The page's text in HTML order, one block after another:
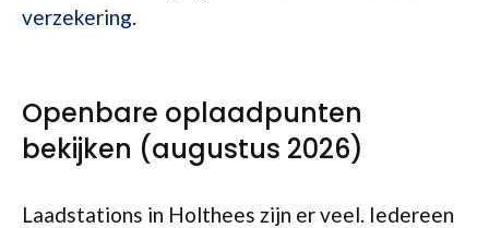
verzekering.
Openbare oplaadpunten
bekijken (augustus 2026)
Laadstations in Holthees zijn er veel. Iedereen